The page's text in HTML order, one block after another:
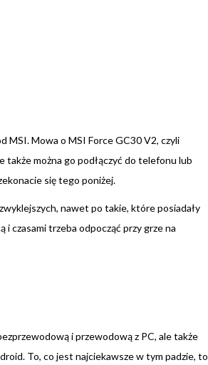
Mowa o MSI Force GC30 V2, czyli
można go podłączyć do telefonu lub
się tego poniżej.
nawet po takie, które posiadały
czasami trzeba odpocząć przy grze na
i przewodową z PC, ale także
To, co jest najciekawsze w tym padzie, to